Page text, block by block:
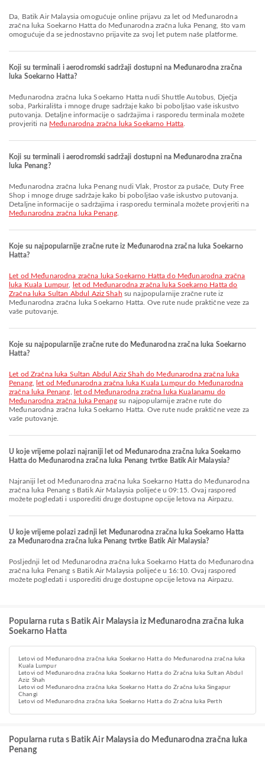
Da, Batik Air Malaysia omogućuje online prijavu za let od Međunarodna
zračna luka Soekarno Hatta do Međunarodna zračna luka Penang, što vam
omogućuje da se jednostavno prijavite za svoj let putem naše platforme.
Koji su terminali i aerodromski sadržaji dostupni na Međunarodna zračna
luka Soekarno Hatta?
Međunarodna zračna luka Soekarno Hatta nudi Shuttle Autobus, Dječja
soba, Parkirališta i mnoge druge sadržaje kako bi poboljšao vaše iskustvo
putovanja. Detaljne informacije o sadržajima i rasporedu terminala možete
provjeriti na Međunarodna zračna luka Soekarno Hatta
Koji su terminali i aerodromski sadržaji dostupni na Međunarodna zračna
luka Penang?
Međunarodna zračna luka Penang nudi Vlak, Prostor za pušače, Duty Free
Shop i mnoge druge sadržaje kako bi poboljšao vaše iskustvo putovanja.
Detaljne informacije o sadržajima i rasporedu terminala možete provjeriti na
Međunarodna zračna luka Penang
Koje su najpopularnije zračne rute iz Međunarodna zračna luka Soekarno
Hatta?
let od Međunarodna zračna luka Soekarno Hatta do Međunarodna zračna
luka Kuala Lumpur,
let od Međunarodna zračna luka Soekarno Hatta do
Zračna luka Sultan Abdul Aziz Shah su najpopularnije zračne rute iz
Međunarodna zračna luka Soekarno Hatta. Ove rute nude praktične veze za
vaše putovanje.
Koje su najpopularnije zračne rute do Međunarodna zračna luka Soekarno
Hatta?
let od Zračna luka Sultan Abdul Aziz Shah do Međunarodna zračna luka
Penang,
let od Međunarodna zračna luka Kuala Lumpur do Međunarodna
zračna luka Penang
let od Međunarodna zračna luka Kualanamu do
Međunarodna zračna luka Penang su najpopularnije zračne rute do
Međunarodna zračna luka Soekarno Hatta. Ove rute nude praktične veze za
vaše putovanje.
U koje vrijeme polazi najraniji let od Međunarodna zračna luka Soekarno
Hatta do Međunarodna zračna luka Penang tvrtke Batik Air Malaysia?
Najraniji let od Međunarodna zračna luka Soekarno Hatta do Međunarodna
zračna luka Penang s Batik Air Malaysia polijeće u 09:15. Ovaj raspored
možete pogledati i usporediti druge dostupne opcije letova na Airpazu.
U koje vrijeme polazi zadnji let Međunarodna zračna luka Soekarno Hatta
za Međunarodna zračna luka Penang tvrtke Batik Air Malaysia?
Posljednji let od Međunarodna zračna luka Soekarno Hatta do Međunarodna
zračna luka Penang s Batik Air Malaysia polijeće u 16:10. Ovaj raspored
možete pogledati i usporediti druge dostupne opcije letova na Airpazu.
Popularna ruta s Batik Air Malaysia iz Međunarodna zračna luka
Soekarno Hatta
Letovi od Međunarodna zračna luka Soekarno Hatta do Međunarodna zračna luka
Kuala Lumpur
Letovi od Međunarodna zračna luka Soekarno Hatta do Zračna luka Sultan Abdul
Aziz Shah
Letovi od Međunarodna zračna luka Soekarno Hatta do Zračna luka Singapur
Changi
Letovi od Međunarodna zračna luka Soekarno Hatta do Zračna luka Perth
Popularna ruta s Batik Air Malaysia do Međunarodna zračna luka
Penang